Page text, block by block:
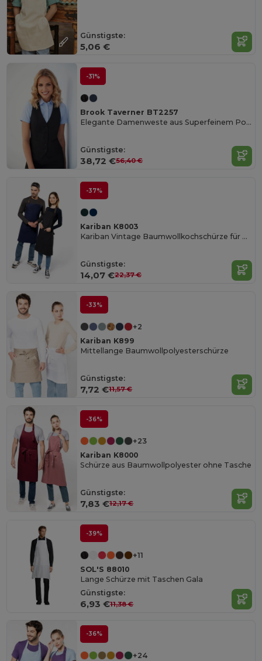
Günstigste:
5,06 €
-31%
Brook Taverner BT2257
Elegante Damenweste aus Superfeinem Polyester
Günstigste:
38,72 €56,40 €
-37%
Kariban K8003
Kariban Vintage Baumwollkochschürze für Profis
Günstigste:
14,07 €22,37 €
-33%
+2
Kariban K899
Mittellange Baumwollpolyesterschürze
Günstigste:
7,72 €11,57 €
-36%
+23
Kariban K8000
Schürze aus Baumwollpolyester ohne Tasche
Günstigste:
7,83 €12,17 €
-39%
+11
SOL'S 88010
Lange Schürze mit Taschen Gala
Günstigste:
6,93 €11,38 €
-36%
+24